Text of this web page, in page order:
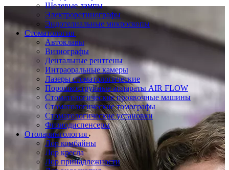
Щелевые лампы
Электроретинографы
Эндотелиальные микроскопы
Стоматология
Автоклавы
Визиографы
Дентальные рентгены
Интраоральные камеры
Лазеры стоматологические
Порошкоструйные аппараты AIR FLOW
Стоматологические проявочные машины
Стоматологические томографы
Стоматологические установки
Физиодиспенсеры
Отоларингология
Лор комбайны
Лор кресла
Лор принадлежности